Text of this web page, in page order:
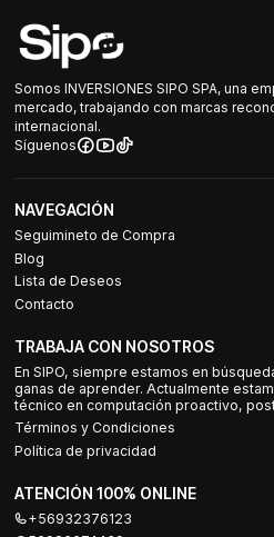
Somos INVERSIONES SIPO SPA, una
mercado, trabajando con marcas
internacional.
Síguenos
NAVEGACIÓN
Seguimineto de Compra
Blog
Lista de Deseos
Contacto
TRABAJA CON NOSOTROS
En SIPO, siempre estamos en
ganas de aprender. Actualmente
técnico en computación proactivo,
Términos y Condiciones
Política de privacidad
ATENCIÓN 100% ONLINE
+56932376123